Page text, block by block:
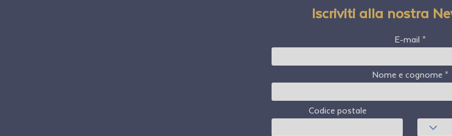
Iscriviti alla nostra
E-mail
Nome e cognome
Codice postale